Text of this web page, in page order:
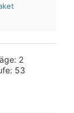
2
53